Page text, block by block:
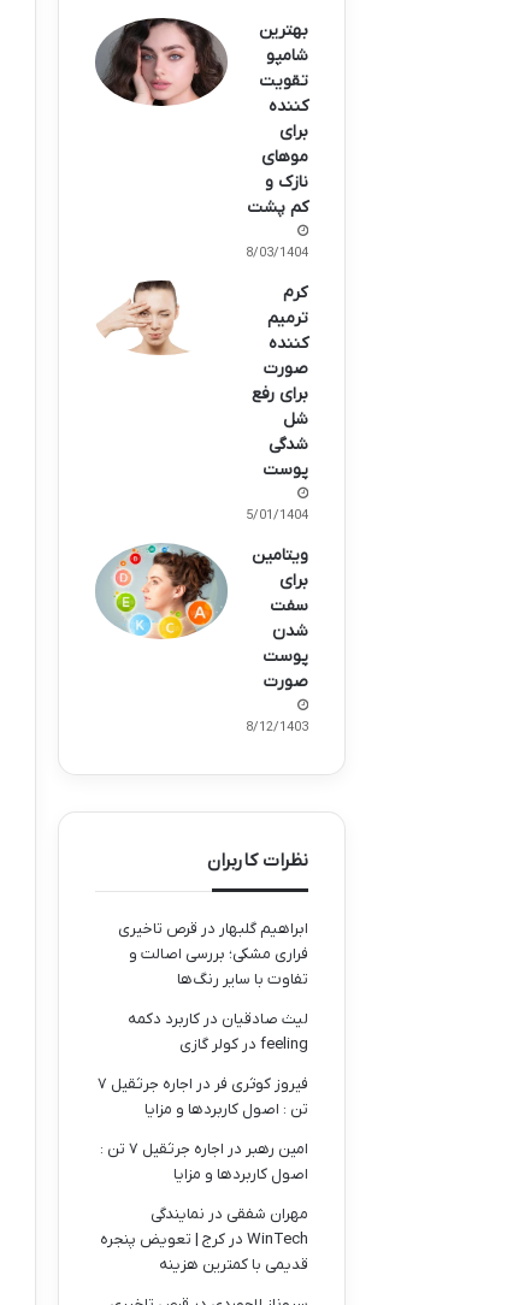
بهترین
شامپو
تقویت
کننده
برای
موهای
نازک و
کم پشت
18/03/1404
کرم
ترمیم
کننده
صورت
برای رفع
شل
شدگی
پوست
25/01/1404
ویتامین
برای
سفت
شدن
پوست
صورت
28/12/1403
نظرات کاربران
ابراهیم گلبهار در قرص تاخیری
فراری مشکی؛ بررسی اصالت و
تفاوت با سایر رنگ‌ها
لیث صادقیان درکاربرد دکمه
feeling در کولر گازی
فیروز کوثری فر در
اجاره جرثقیل ۷
تن : اصول کاربردها و مزایا
امین رهبر در
اجاره جرثقیل ۷ تن :
اصول کاربردها و مزایا
مهران شفقی در نمایندگی
WinTech در کرج | تعویض پنجره
قدیمی با کمترین هزینه